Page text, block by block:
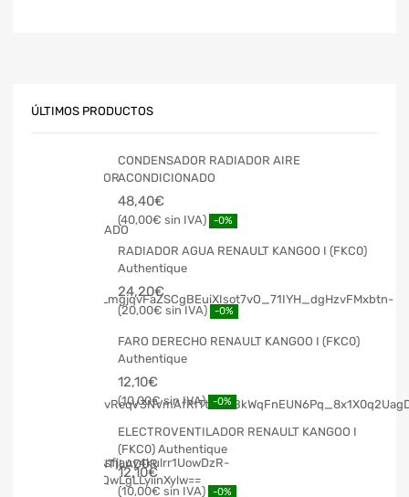
ÚLTIMOS PRODUCTOS
CONDENSADOR RADIADOR AIRE
ACONDICIONADO
48,40€
40,00€ -0%
RADIADOR AGUA RENAULT KANGOO I (FKC0)
Authentique
24,20€
20,00€ -0%
FARO DERECHO RENAULT KANGOO I (FKC0)
Authentique
12,10€
10,00€ -0%
ELECTROVENTILADOR RENAULT KANGOO I
(FKC0) Authentique
12,10€
10,00€ -0%